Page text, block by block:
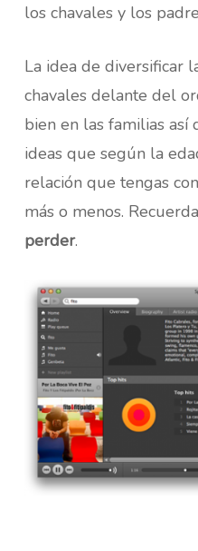
los chavales y los
La idea de diversificar
chavales delante del
bien en las familias así
ideas que según la
relación que tengas
más o menos.
perder.